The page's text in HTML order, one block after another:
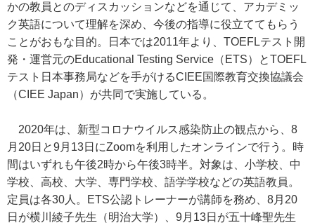
かの教員とのディスカッションなどを通じて、アカデミッ
ク英語について理解を深め、今後の指導に役立ててもらう
ことがおもな目的。日本では2011年より、TOEFLテスト開
発・運営元のEducational Testing Service（ETS）とTOEFL
テスト日本事務局などを手がけるCIEE国際教育交換協議会
（CIEE Japan）が共同で実施している。
2020年は、新型コロナウイルス感染防止の観点から、8
月20日と9月13日にZoomを利用したオンラインで行う。時
間はいずれも午後2時から午後3時半。対象は、小学校、中
学校、高校、大学、専門学校、語学学校などの英語教員。
定員は各30人。ETS公認トレーナーが講師を務め、8月20
日が横川綾子先生（明治大学）、9月13日が五十峰聖先生